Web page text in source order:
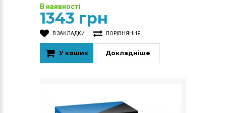
В наявності
1343 грн
В ЗАКЛАДКИ ПОРІВНЯННЯ
У кошик Докладніше